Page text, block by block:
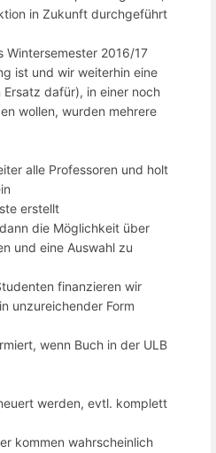
in Zukunft durchgeführt
Wintersemester 2016/17
ist und wir weiterhin eine
dafür), in einer noch
wollen, wurden mehrere
alle Professoren und holt
erstellt
die Möglichkeit über
und eine Auswahl zu
finanzieren wir
unzureichender Form
wenn Buch in der ULB
werden, evtl. komplett
kommen wahrscheinlich